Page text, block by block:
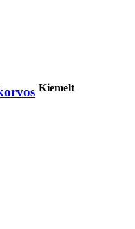
Kiemelt